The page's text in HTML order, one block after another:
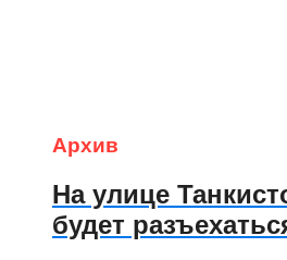
Архив
На улице
будет